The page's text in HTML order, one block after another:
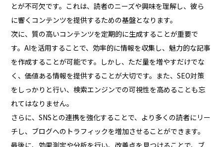
とが不可欠です。これは、読者のニーズや興味を理解し、彼ら
に響くコンテンツを提供するための基盤となります。
次に、質の高いコンテンツを定期的に生成することが重要で
す。AIを活用することで、効率的に情報を収集し、魅力的な記事
を作成することが可能です。しかし、ただ量を増やすだけでな
く、価値ある情報を提供することが大切です。また、SEO対策
をしっかりと行い、検索エンジンでの可視性を高めることも忘
れてはなりません。
さらに、SNSとの連携を強化することで、より多くの読者にリー
チし、ブログへのトラフィックを増加させることができます。
最後に、効果測定や分析を行い、改善点を見つけることで、ブ